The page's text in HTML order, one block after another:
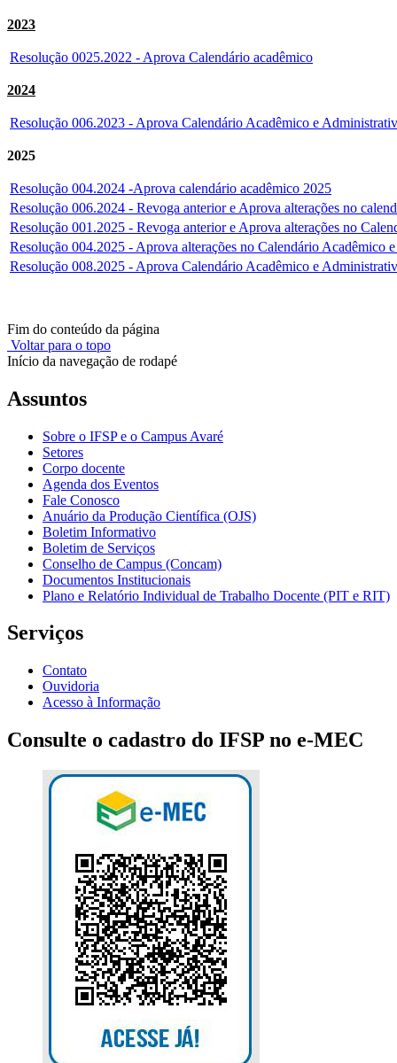
2023
Resolução 0025.2022 - Aprova Calendário acadêmico
2024
Resolução 006.2023 - Aprova Calendário Acadêmico e
2025
Resolução 004.2024 -Aprova calendário acadêmico 2025
Resolução 006.2024 - Revoga anterior e Aprova alterações no
Resolução 001.2025 - Revoga anterior e Aprova alterações no
Resolução 004.2025 - Aprova alterações no Calendário Acadêmico
Resolução 008.2025 - Aprova Calendário Acadêmico e
Fim do conteúdo da página
Voltar para o topo
Início da navegação de rodapé
Assuntos
Sobre o IFSP e o Campus Avaré
Setores
Corpo docente
Agenda dos Eventos
Fale Conosco
Anuário da Produção Científica (OJS)
Boletim Informativo
Boletim de Serviços
Conselho de Campus (Concam)
Documentos Institucionais
Plano e Relatório Individual de Trabalho Docente (PIT e RIT)
Serviços
Contato
Ouvidoria
Acesso à Informação
Consulte o cadastro do IFSP no e-MEC